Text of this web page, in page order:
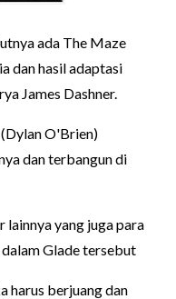
ada The Maze
dan hasil adaptasi
James Dashner.
O'Brien)
dan terbangun di
lainnya yang juga para
Glade tersebut
harus berjuang dan